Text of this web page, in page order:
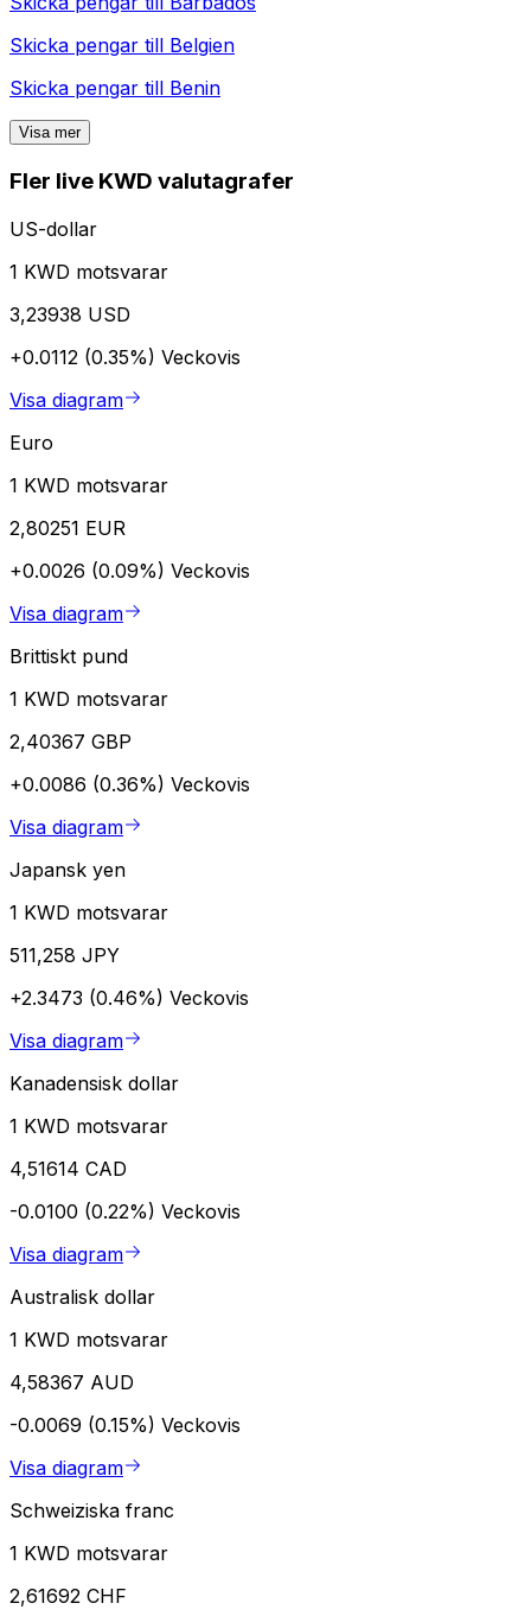
Skicka pengar till Belgien
Skicka pengar till Benin
Visa mer
Fler live KWD valutagrafer
US-dollar
1 KWD motsvarar
3,23938 USD
+0.0112 (0.35%) Veckovis
Visa diagram
Euro
1 KWD motsvarar
2,80251 EUR
+0.0026 (0.09%) Veckovis
Visa diagram
Brittiskt pund
1 KWD motsvarar
2,40367 GBP
+0.0086 (0.36%) Veckovis
Visa diagram
Japansk yen
1 KWD motsvarar
511,258 JPY
+2.3473 (0.46%) Veckovis
Visa diagram
Kanadensisk dollar
1 KWD motsvarar
4,51614 CAD
-0.0100 (0.22%) Veckovis
Visa diagram
Australisk dollar
1 KWD motsvarar
4,58367 AUD
-0.0069 (0.15%) Veckovis
Visa diagram
Schweiziska franc
1 KWD motsvarar
2,61692 CHF